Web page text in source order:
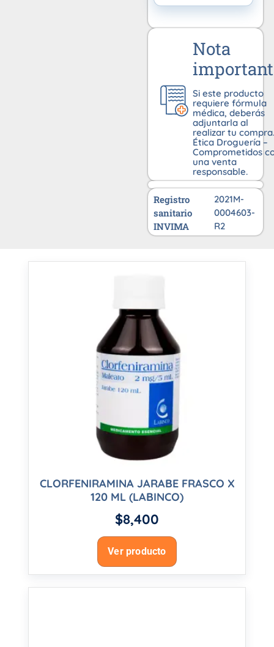
Nota
Si este producto
requiere fórmula
médica, deberás
adjuntarla al
realizar tu compra.
Ética Droguería –
Comprometidos
una venta
responsable.
Registro
sanitario
INVIMA
2021M-
0004603-
R2
CLORFENIRAMINA JARABE FRASCO X
120 ML (LABINCO)
$8,400
Ver producto